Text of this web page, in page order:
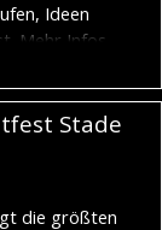
Ideen
Mehr Infos
Stade
die größten